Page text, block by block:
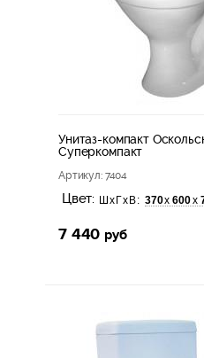
Унитаз-компакт
Суперкомпакт
Артикул: 7404
Цвет: ШхГхВ: 370х 600х
7 440 руб